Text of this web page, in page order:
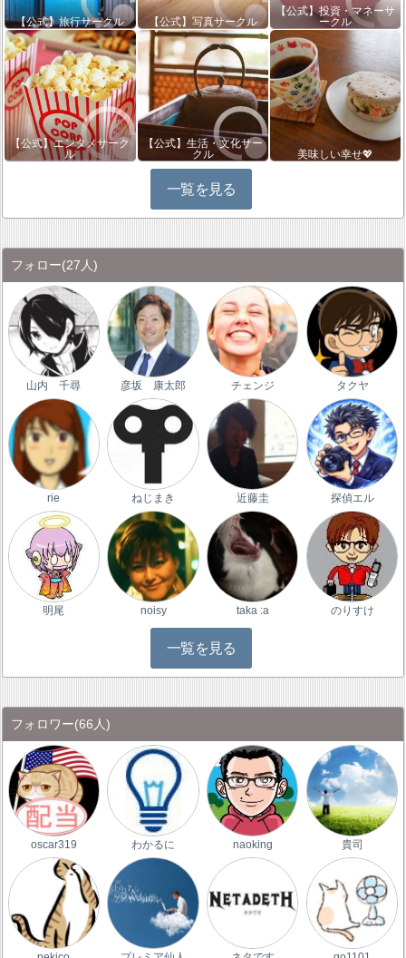
【公式】旅行サークル 【公式】写真サークル
【公式】投資・マネーサ
ークル
【公式】エンタメサーク
ル
【公式】生活・文化サー
クル
美味しい幸せ💖
一覧を見る
フォロー(27人)
山内 千尋 彦坂 康太郎 チェンジ タクヤ
rie ねじまき 近藤圭 探偵エル
明尾 noisy taka :a のりすけ
一覧を見る
フォロワー(66人)
oscar319 わかるに naoking 貴司